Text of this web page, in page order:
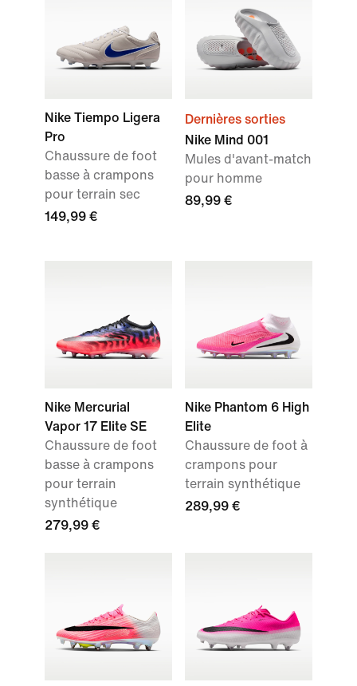
Nike Tiempo Ligera
Pro
Chaussure de foot
basse à crampons
pour terrain sec
149,99 €
Dernières sorties
Nike Mind 001
Mules d'avant-match
pour homme
89,99 €
Nike Mercurial
Vapor 17 Elite SE
Chaussure de foot
basse à crampons
pour terrain
synthétique
279,99 €
Nike Phantom 6 High
Elite
Chaussure de foot à
crampons pour
terrain synthétique
289,99 €